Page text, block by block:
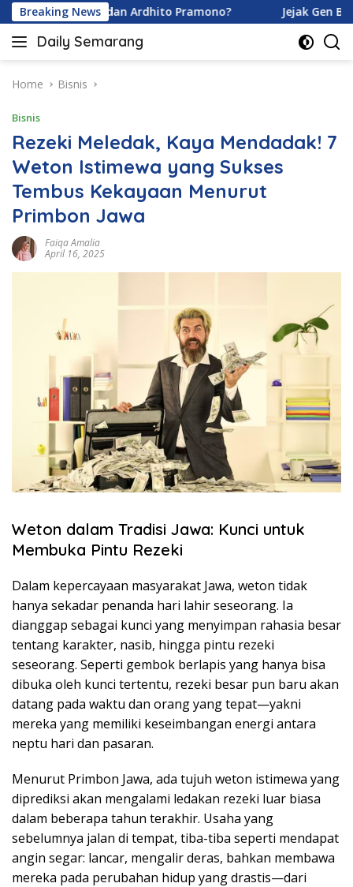
Skip
to
content
Breaking News
Karamoy dan Ardhito Pramono? Jejak Gen Buka
Daily Semarang
"Semarang
Ini:
Terkini
untuk
Anda"
Home Bisnis
Bisnis
Rezeki Meledak, Kaya Mendadak! 7
Weton Istimewa yang Sukses
Tembus Kekayaan Menurut
Primbon Jawa
Faiqa Amalia
April 16, 2025
Weton dalam Tradisi Jawa: Kunci untuk
Membuka Pintu Rezeki
Dalam kepercayaan masyarakat Jawa, weton tidak
hanya sekadar penanda hari lahir seseorang. Ia
dianggap sebagai kunci yang menyimpan rahasia besar
tentang karakter, nasib, hingga pintu rezeki
seseorang. Seperti gembok berlapis yang hanya bisa
dibuka oleh kunci tertentu, rezeki besar pun baru akan
datang pada waktu dan orang yang tepat—yakni
mereka yang memiliki keseimbangan energi antara
neptu hari dan pasaran.
Menurut Primbon Jawa, ada tujuh weton istimewa yang
diprediksi akan mengalami ledakan rezeki luar biasa
dalam beberapa tahun terakhir. Usaha yang
sebelumnya jalan di tempat, tiba-tiba seperti mendapat
angin segar: lancar, mengalir deras, bahkan membawa
mereka pada perubahan hidup yang drastis—dari